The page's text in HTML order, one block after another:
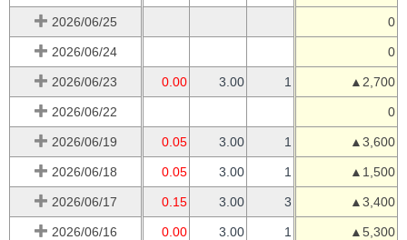
2026/06/25 0
2026/06/24 0
2026/06/23 0.00 3.00 1 ▲2,700
2026/06/22 0
2026/06/19 0.05 3.00 1 ▲3,600
2026/06/18 0.05 3.00 1 ▲1,500
2026/06/17 0.15 3.00 3 ▲3,400
2026/06/16 0.00 3.00 1 ▲5,300